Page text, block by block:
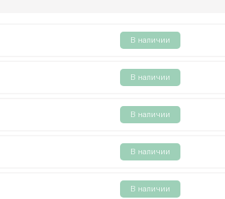
В наличии
В наличии
В наличии
В наличии
В наличии